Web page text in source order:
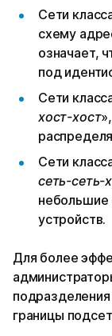
Сети
схему
означает,
под
Сети
хост-хост
Сети
сеть-сеть-
небольшие
устройств.
Для более
границы